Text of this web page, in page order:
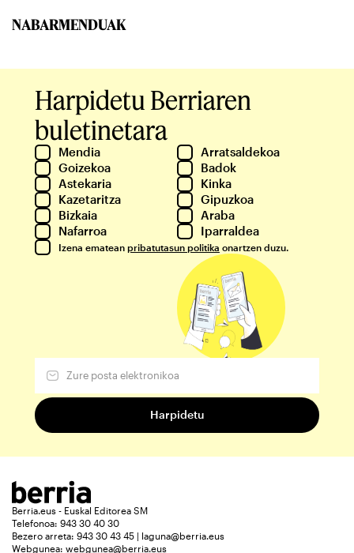
NABARMENDUAK
Harpidetu Berriaren
buletinetara
Mendia
Arratsaldekoa
Goizekoa
Badok
Astekaria
Kinka
Kazetaritza
Gipuzkoa
Bizkaia
Araba
Nafarroa
Iparraldea
Izena ematean pribatutasun politika onartzen duzu.
Berria.eus - Euskal Editorea SM
Telefonoa: 943 30 40 30
Bezero arreta: 943 30 43 45 | laguna@berria.eus
Webgunea: webgunea@berria.eus